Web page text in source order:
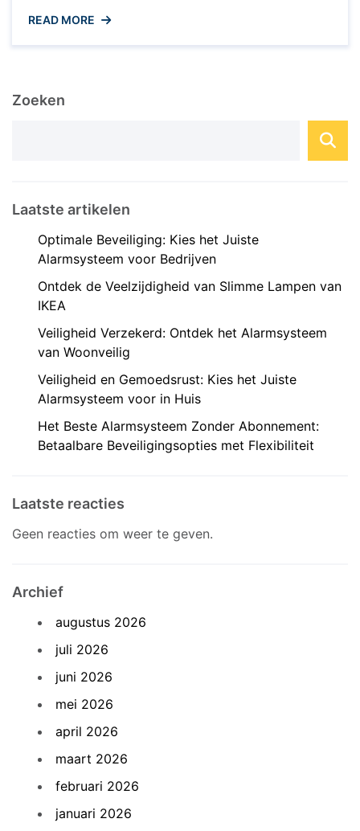
behulp van camera beveiligingssystemen. Met de
juiste camera’s kunt u een oogje in het zeil
READ MORE
Zoeken
Laatste artikelen
Optimale Beveiliging: Kies het Juiste
Alarmsysteem voor Bedrijven
Ontdek de Veelzijdigheid van Slimme Lampen van
IKEA
Veiligheid Verzekerd: Ontdek het Alarmsysteem
van Woonveilig
Veiligheid en Gemoedsrust: Kies het Juiste
Alarmsysteem voor in Huis
Het Beste Alarmsysteem Zonder Abonnement:
Betaalbare Beveiligingsopties met Flexibiliteit
Laatste reacties
Geen reacties om weer te geven.
Archief
augustus 2026
juli 2026
juni 2026
mei 2026
april 2026
maart 2026
februari 2026
januari 2026